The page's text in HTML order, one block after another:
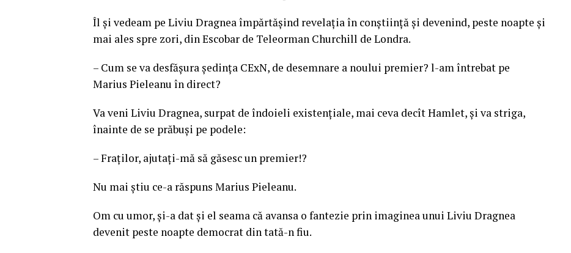
Îl și vedeam pe Liviu Dragnea împărtășind revelația în conștiință și devenind, peste noapte și
mai ales spre zori, din Escobar de Teleorman Churchill de Londra.
– Cum se va desfășura ședința CExN, de desemnare a noului premier? l-am întrebat pe
Marius Pieleanu în direct?
Va veni Liviu Dragnea, surpat de îndoieli existențiale, mai ceva decît Hamlet, și va striga,
înainte de se prăbuși pe podele:
– Fraților, ajutați-mă să găsesc un premier!?
Nu mai știu ce-a răspuns Marius Pieleanu.
Om cu umor, și-a dat și el seama că avansa o fantezie prin imaginea unui Liviu Dragnea
devenit peste noapte democrat din tată-n fiu.